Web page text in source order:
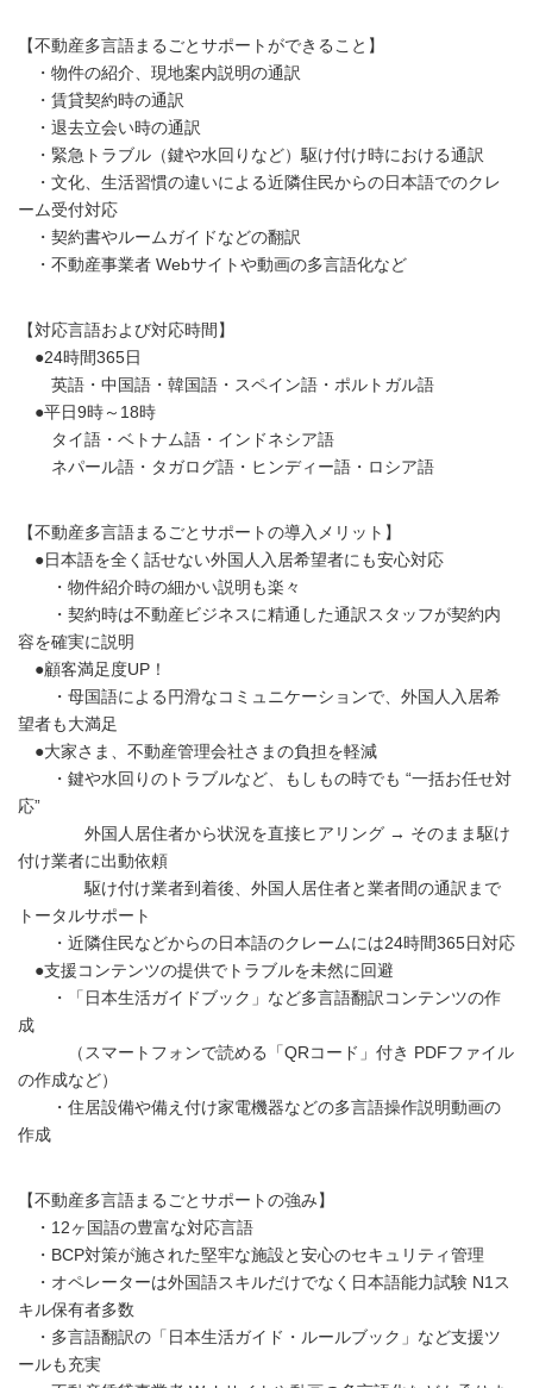
【不動産多言語まるごとサポートができること】
・物件の紹介、現地案内説明の通訳
・賃貸契約時の通訳
・退去立会い時の通訳
・緊急トラブル（鍵や水回りなど）駆け付け時における通訳
・文化、生活習慣の違いによる近隣住民からの日本語でのクレ
ーム受付対応
・契約書やルームガイドなどの翻訳
・不動産事業者 Webサイトや動画の多言語化など
【対応言語および対応時間】
●24時間365日
英語・中国語・韓国語・スペイン語・ポルトガル語
●平日9時～18時
タイ語・ベトナム語・インドネシア語
ネパール語・タガログ語・ヒンディー語・ロシア語
【不動産多言語まるごとサポートの導入メリット】
●日本語を全く話せない外国人入居希望者にも安心対応
・物件紹介時の細かい説明も楽々
・契約時は不動産ビジネスに精通した通訳スタッフが契約内
容を確実に説明
●顧客満足度UP！
・母国語による円滑なコミュニケーションで、外国人入居希
望者も大満足
●大家さま、不動産管理会社さまの負担を軽減
・鍵や水回りのトラブルなど、もしもの時でも “一括お任せ対
応”
外国人居住者から状況を直接ヒアリング → そのまま駆け
付け業者に出動依頼
駆け付け業者到着後、外国人居住者と業者間の通訳まで
トータルサポート
・近隣住民などからの日本語のクレームには24時間365日対応
●支援コンテンツの提供でトラブルを未然に回避
・「日本生活ガイドブック」など多言語翻訳コンテンツの作
成
（スマートフォンで読める「QRコード」付き PDFファイル
の作成など）
・住居設備や備え付け家電機器などの多言語操作説明動画の
作成
【不動産多言語まるごとサポートの強み】
・12ヶ国語の豊富な対応言語
・BCP対策が施された堅牢な施設と安心のセキュリティ管理
・オペレーターは外国語スキルだけでなく日本語能力試験 N1ス
キル保有者多数
・多言語翻訳の「日本生活ガイド・ルールブック」など支援ツ
ールも充実